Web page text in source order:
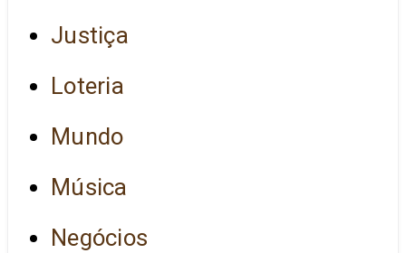
Justiça
Loteria
Mundo
Música
Negócios